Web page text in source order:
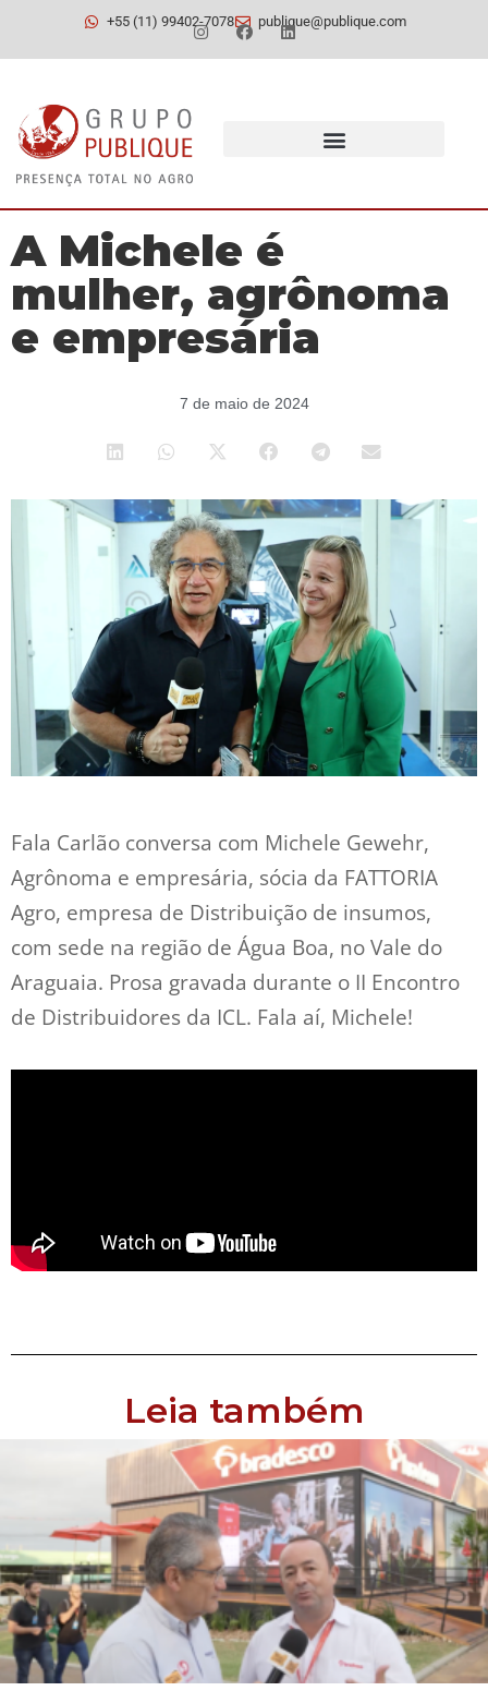
+55 (11) 99402-7078 publique@publique.com
A Michele é
mulher, agrônoma
e empresária
7 de maio de 2024
Fala Carlão conversa com Michele Gewehr,
Agrônoma e empresária, sócia da FATTORIA
Agro, empresa de Distribuição de insumos,
com sede na região de Água Boa, no Vale do
Araguaia. Prosa gravada durante o II Encontro
de Distribuidores da ICL. Fala aí, Michele!
Leia também